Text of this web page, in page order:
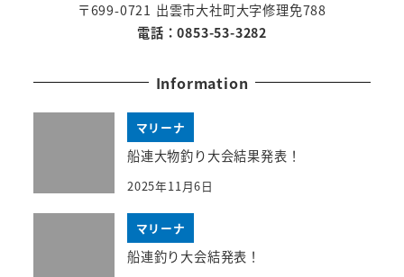
〒699-0721 出雲市大社町大字修理免788
電話：0853-53-3282
Information
マリーナ
船連大物釣り大会結果発表！
2025年11月6日
マリーナ
船連釣り大会結発表！